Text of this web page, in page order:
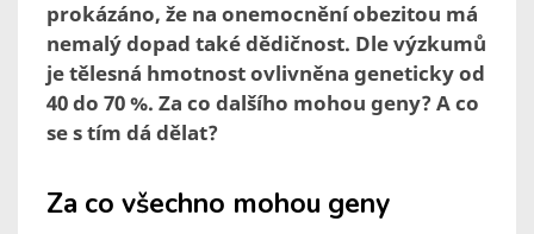
prokázáno, že na onemocnění obezitou má
nemalý dopad také dědičnost. Dle výzkumů
je tělesná hmotnost ovlivněna geneticky od
40 do 70 %. Za co dalšího mohou geny? A co
se s tím dá dělat?
Za co všechno mohou geny